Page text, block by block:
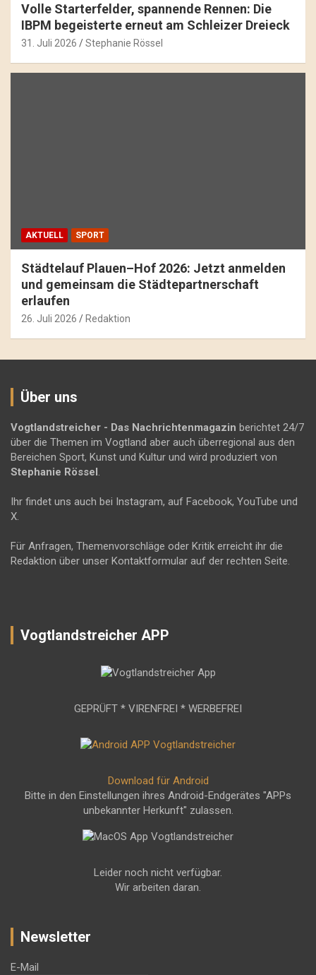
Volle Starterfelder, spannende Rennen: Die
IBPM begeisterte erneut am Schleizer Dreieck
31. Juli 2026 Stephanie Rössel
AKTUELL SPORT
Städtelauf Plauen–Hof 2026: Jetzt anmelden
und gemeinsam die Städtepartnerschaft
erlaufen
26. Juli 2026 Redaktion
Über uns
Vogtlandstreicher - Das Nachrichtenmagazin berichtet 24/7
über die Themen im Vogtland aber auch überregional aus den
Bereichen Sport, Kunst und Kultur und wird produziert von
Stephanie Rössel .
Ihr findet uns auch bei Instagram, auf Facebook, YouTube und
X.
Für Anfragen, Themenvorschläge oder Kritik erreicht ihr die
Redaktion über unser Kontaktformular auf der rechten Seite.
Vogtlandstreicher APP
GEPRÜFT * VIRENFREI * WERBEFREI
Download für Android
Bitte in den Einstellungen ihres Android-Endgerätes "APPs
unbekannter Herkunft" zulassen.
Leider noch nicht verfügbar.
Wir arbeiten daran.
Newsletter
E-Mail